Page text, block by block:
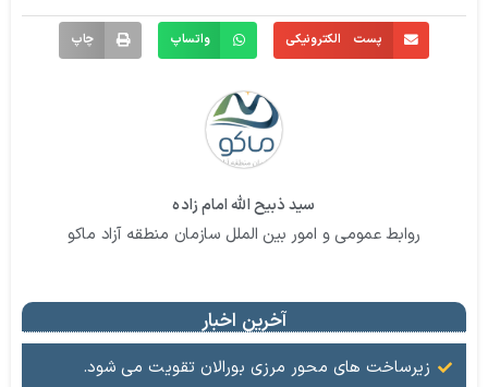
پست الکترونیکی واتساپ چاپ
سید ذبیح الله امام زاده
روابط عمومی و امور بین الملل سازمان منطقه آزاد ماکو
آخرین اخبار
زیرساخت های محور مرزی بورالان تقویت می شود.